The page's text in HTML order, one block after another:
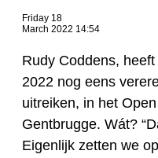
Friday 18
March 2022 14:54
Rudy Coddens,
2022 nog eens
uitreiken, in het
Gentbrugge. Wát?
Eigenlijk zetten we